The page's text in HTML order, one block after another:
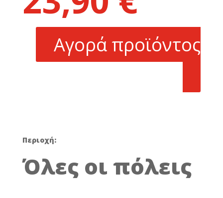
35,00 €.
τιμή
είναι:
23,90 €.
Αγορά προϊόντος
Περιοχή:
Όλες οι πόλεις